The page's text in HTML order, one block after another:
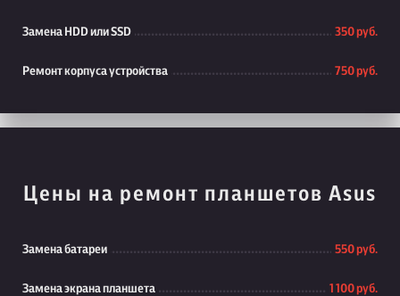
Замена HDD или SSD 350 руб.
Ремонт корпуса устройства 750 руб.
Цены на ремонт планшетов Asus
Замена батареи 550 руб.
Замена экрана планшета 1 100 руб.